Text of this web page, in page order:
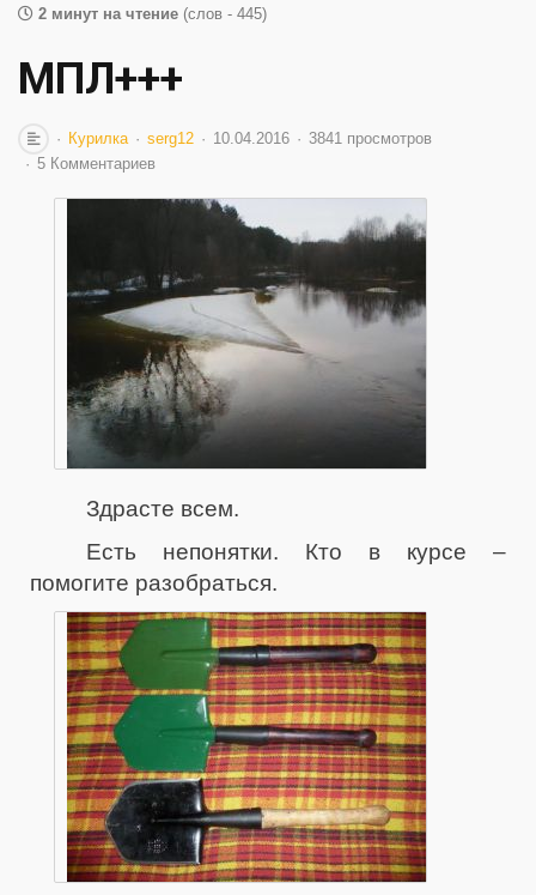
2 минут на чтение (слов - 445)
МПЛ+++
Курилка serg12 10.04.2016
3841 просмотров
5 Комментариев
Здрасте всем.
Есть непонятки. Кто в курсе –
помогите разобраться.